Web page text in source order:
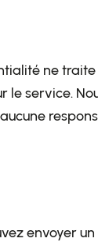
ne
service.
envoyer